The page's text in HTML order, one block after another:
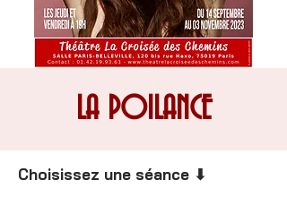
LA POILANCE
Choisissez une séance ⬇